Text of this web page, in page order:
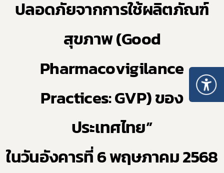
ปลอดภัยจากการใช้ผลิตภัณฑ์
สุขภาพ (Good
Pharmacovigilance
Practices: GVP)ของ
ประเทศไทย”
ในวันอังคารที่ 6 พฤษภาคม2568